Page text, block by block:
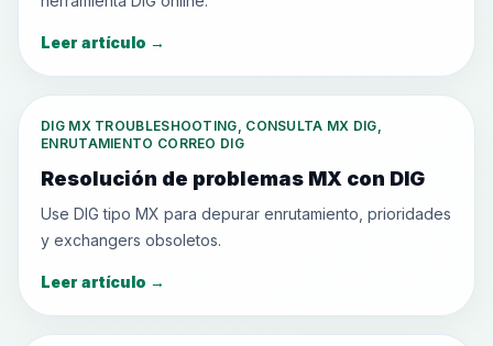
Leer artículo →
DIG MX TROUBLESHOOTING, CONSULTA MX DIG,
ENRUTAMIENTO CORREO DIG
Resolución de problemas MX con DIG
Use DIG tipo MX para depurar enrutamiento, prioridades
y exchangers obsoletos.
Leer artículo →